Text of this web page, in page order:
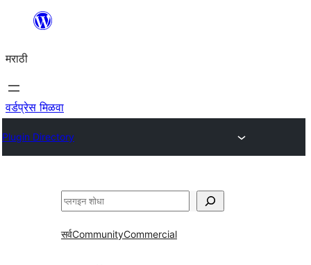
सामुग्रीवर
मराठी
वर्डप्रेस मिळवा
Plugin Directory
शोधा
सर्वCommunityCommercial